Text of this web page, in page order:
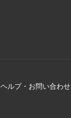
ヘルプ・お問い合わせ